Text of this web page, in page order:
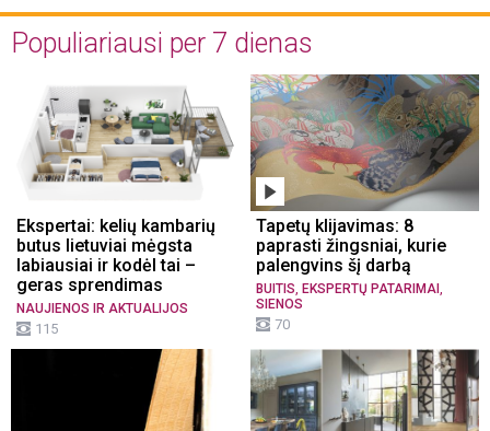
Populiariausi per 7 dienas
Ekspertai: kelių kambarių
butus lietuviai mėgsta
labiausiai ir kodėl tai –
geras sprendimas
NAUJIENOS IR AKTUALIJOS
115
Tapetų klijavimas: 8
paprasti žingsniai, kurie
palengvins šį darbą
BUITIS, EKSPERTŲ PATARIMAI ,
SIENOS
70